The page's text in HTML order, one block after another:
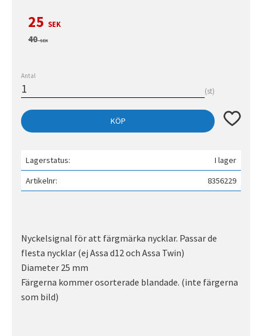
Nedsatt pris:
25 SEK
Ordinarie pris:
40SEK
Antal
st
KÖP Lägg till
Lagerstatus
I lager
Artikelnr
8356229
Nyckelsignal för att färgmärka nycklar. Passar de
flesta nycklar (ej Assa d12 och Assa Twin)
Diameter 25 mm
Färgerna kommer osorterade blandade. (inte färgerna
som bild)